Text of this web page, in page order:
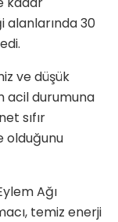
alanlarında 30
ve düşük
acil durumuna
sıfır
olduğunu
Ağı
temiz enerji